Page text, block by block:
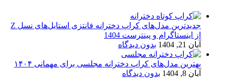
جدیدترین مدل‌های کراپ دخترانه فانتزی استایل‌های نسل Z
از اینستاگرام و پینترست 1404
آبان 21, 1404
بدون دیدگاه
بهترین مدل‌های کراپ دخترانه مجلسی برای مهمانی ۱۴۰۴
آبان 8, 1404
بدون دیدگاه